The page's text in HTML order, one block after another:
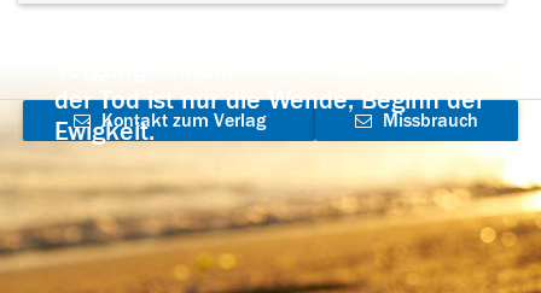
der Tod ist nur die Wende, Beginn der
Ewigkeit.
Kontakt zum Verlag
aufnehmen
Missbrauch